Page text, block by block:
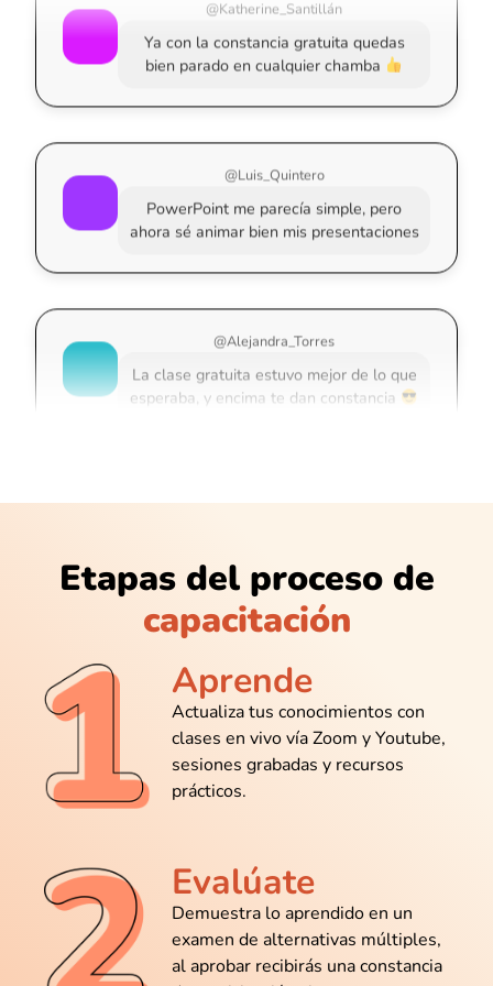
Ya con la constancia gratuita quedas
bien parado en cualquier chamba
PowerPoint me parecía simple, pero
ahora sé animar bien mis presentaciones
La clase gratuita estuvo mejor de lo que
esperaba, y encima te dan constancia
Me gustó que no solo enseñan lo básico,
sino tips que uno no aprende solo.
bien parado en cualquier chamba
Etapas del proceso de
capacitación
Aprende
Actualiza tus conocimientos con
clases en vivo vía Zoom y Youtube,
sesiones grabadas y recursos
prácticos.
Evalúate
Demuestra lo aprendido en un
examen de alternativas múltiples,
al aprobar recibirás una constancia